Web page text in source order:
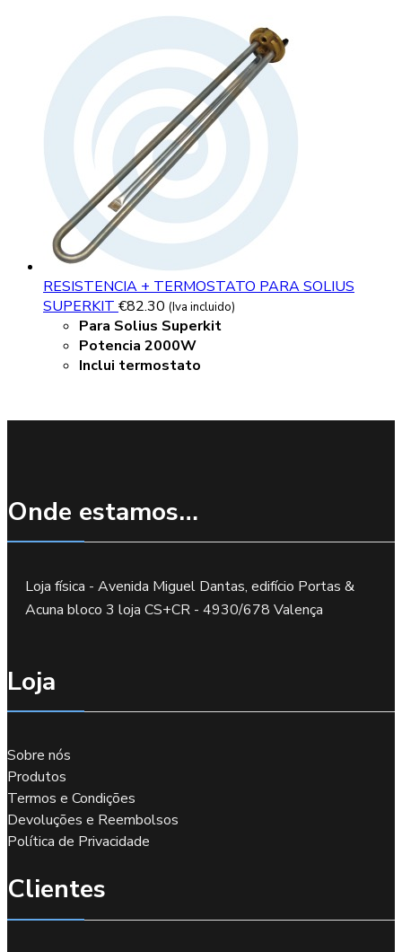
RESISTENCIA + TERMOSTATO PARA SOLIUS
SUPERKIT €82.30 (Iva incluido)
Para Solius Superkit
Potencia 2000W
Inclui termostato
Onde estamos…
Loja física - Avenida Miguel Dantas, edifício Portas &
Acuna bloco 3 loja CS+CR - 4930/678 Valença
Loja
Sobre nós
Produtos
Termos e Condições
Devoluções e Reembolsos
Política de Privacidade
Clientes